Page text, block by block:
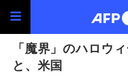
「魔界」のハロウ
と、米国